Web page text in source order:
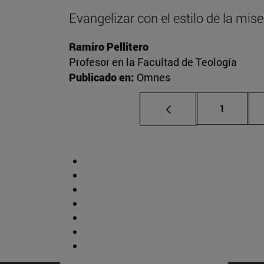
Evangelizar con el estilo de la
Ramiro Pellitero
Profesor en la Facultad de Teología
Publicado en: Omnes
Página
1